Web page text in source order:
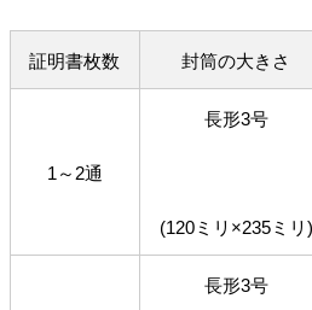
証明書枚数 封筒の大きさ
1～2通
長形3号
(120ミリ×235ミリ)
長形3号